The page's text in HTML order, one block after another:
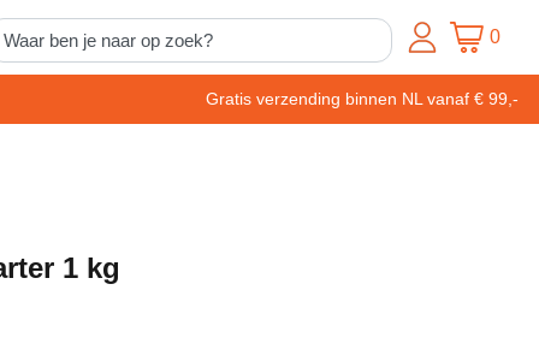
0
Gratis verzending binnen NL vanaf € 99,-
1 kg